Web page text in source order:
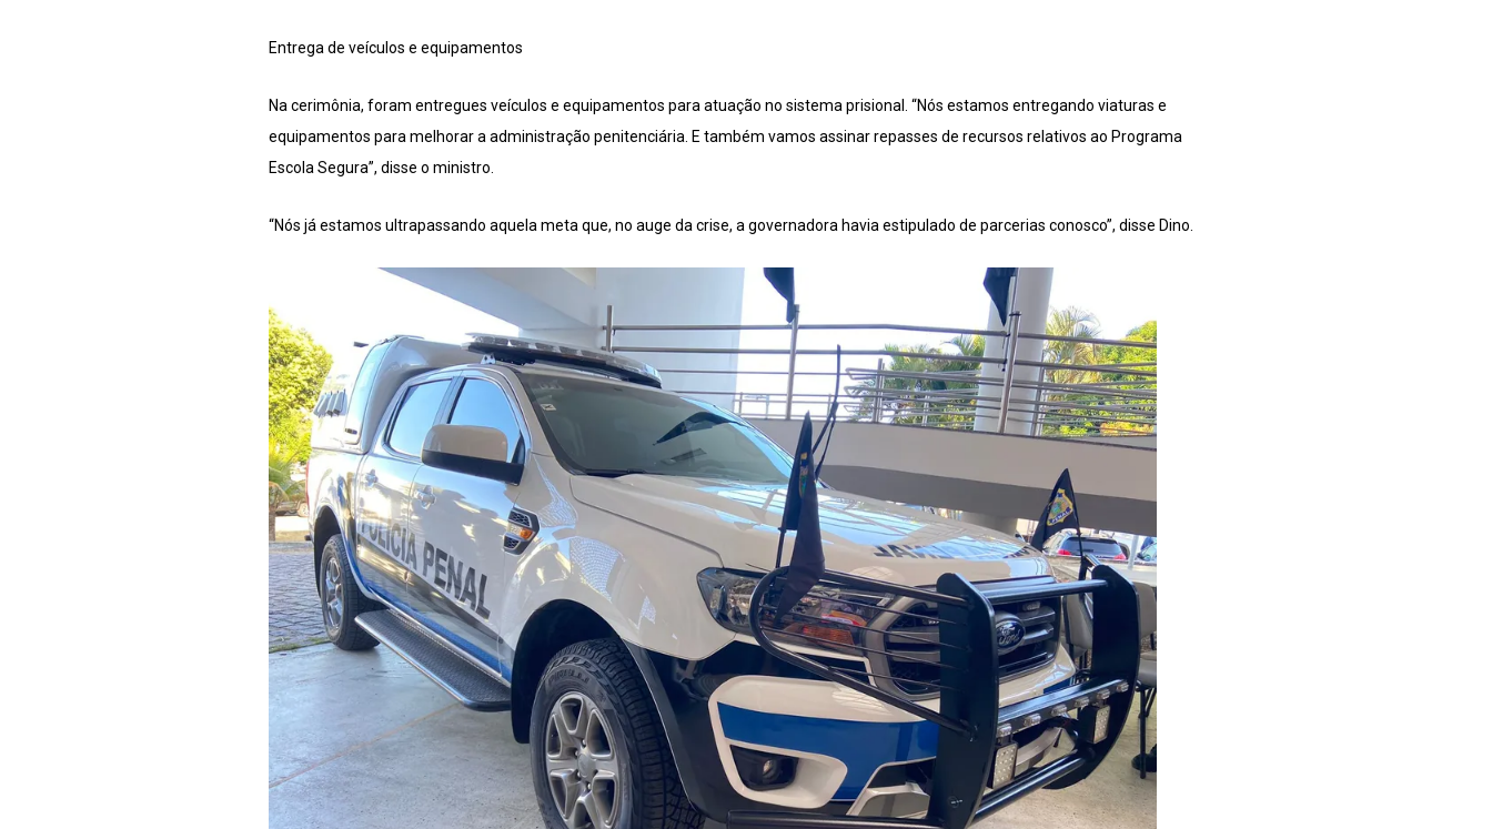
Entrega de veículos e equipamentos
Na cerimônia, foram entregues veículos e equipamentos para atuação no sistema prisional. “Nós estamos entregando viaturas e
equipamentos para melhorar a administração penitenciária. E também vamos assinar repasses de recursos relativos ao Programa
Escola Segura”, disse o ministro.
“Nós já estamos ultrapassando aquela meta que, no auge da crise, a governadora havia estipulado de parcerias conosco”, disse Dino.